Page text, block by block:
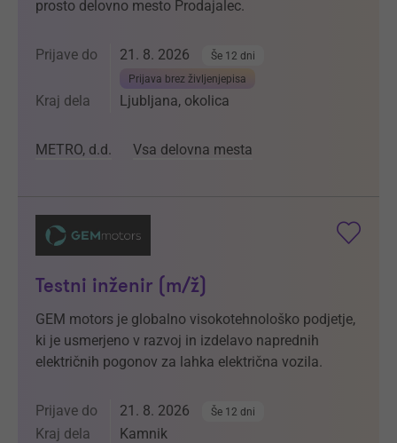
prosto delovno mesto Prodajalec.
Prijave do 21. 8. 2026
Še 12 dni
Prijava brez življenjepisa
Kraj dela Ljubljana, okolica
METRO, d.d. Vsa delovna mesta
Testni inženir (m/ž)
GEM motors je globalno visokotehnološko podjetje,
ki je usmerjeno v razvoj in izdelavo naprednih
električnih pogonov za lahka električna vozila.
Prijave do 21. 8. 2026 Še 12 dni
Kraj dela Kamnik